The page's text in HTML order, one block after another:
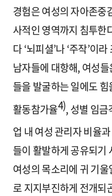
경험은 여성의 자아존중
사적인 영역까지 침투한
다 ‘뇌피셜’나 ‘주작’이
남자들에 대항해, 여성
들을 발굴하는 일에도
활동참가율4), 성별 임금
업 내 여성 관리자 비율
들이 활발하게 공유되기
여성의 목소리에 귀 기
로 지지부진하게 전개되